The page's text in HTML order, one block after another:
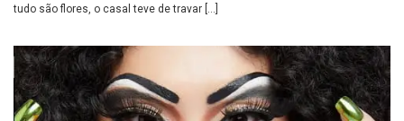
tudo são flores, o casal teve de travar […]